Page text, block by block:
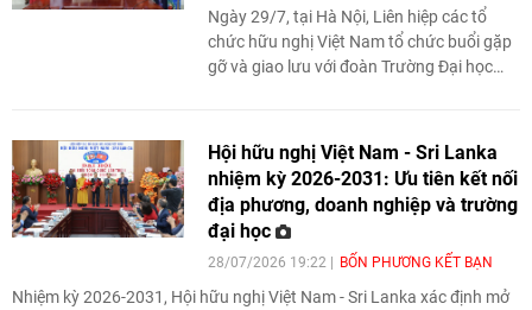
vực khoa học, công nghệ và đổi mới sáng
tạo.
Ngày 29/7, tại Hà Nội, Liên hiệp các tổ
chức hữu nghị Việt Nam tổ chức buổi gặp
gỡ và giao lưu với đoàn Trường Đại học
làm việc tại Việt Nam. Hoạt động góp
phần tăng cường kết nối giữa các cơ sở
giáo dục, các cựu lưu học sinh và thúc đẩy
giao lưu nhân dân giữa hai nước.
Hội hữu nghị Việt Nam - Sri Lanka
nhiệm kỳ 2026-2031: Ưu tiên kết nối
địa phương, doanh nghiệp và trường
đại học
28/07/2026 19:22 BỐN PHƯƠNG KẾT BẠN
Nhiệm kỳ 2026-2031, Hội hữu nghị Việt Nam - Sri Lanka xác định mở